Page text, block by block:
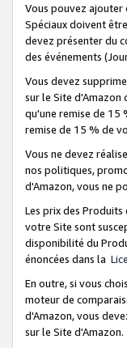
Vous pouvez ajouter
Spéciaux doivent
devez présenter du
des événements
Vous devez
sur le Site d'Amazon
qu'une remise de 15
remise de 15 % de
Vous ne devez
nos politiques,
d'Amazon, vous ne
Les prix des
votre Site sont
disponibilité du
énoncées dans la
En outre, si vous
moteur de
d'Amazon, vous
sur le Site d'Amazon.